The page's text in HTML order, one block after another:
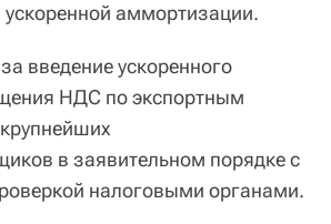
аммортизации.
введение ускоренного
НДС по экспортным
в заявительном порядке с
налоговыми органами.